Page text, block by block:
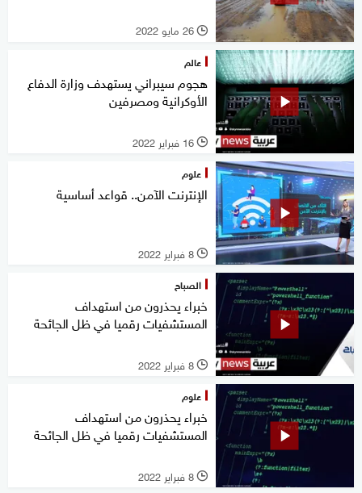
l 26 مايو 2022
عالم
هجوم سيبراني يستهدف وزارة الدفاع
الأوكرانية ومصرفين
l 16 فبراير 2022
علوم
الإنترنت الآمن.. قواعد أساسية
l 8 فبراير 2022
الصباح
خبراء يحذرون من استهداف
المستشفيات رقميا في ظل الجائحة
l 8 فبراير 2022
علوم
خبراء يحذرون من استهداف
المستشفيات رقميا في ظل الجائحة
l 8 فبراير 2022